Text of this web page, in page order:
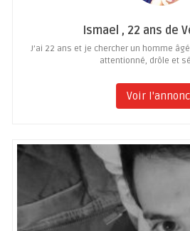
Ismael , 22 ans de
J’ai 22 ans et je chercher un homme
attentionné, drôle et
Voir